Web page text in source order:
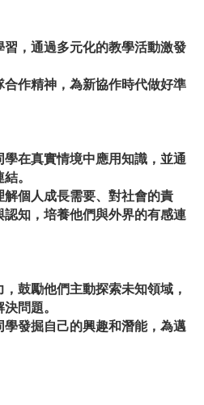
，通過多元化的教學活動激發
作精神，為新協作時代做好準
在真實情境中應用知識，並通
。
個人成長需要、對社會的責
知，培養他們與外界的有感連
鼓勵他們主動探索未知領域，
問題。
發掘自己的興趣和潛能，為邁